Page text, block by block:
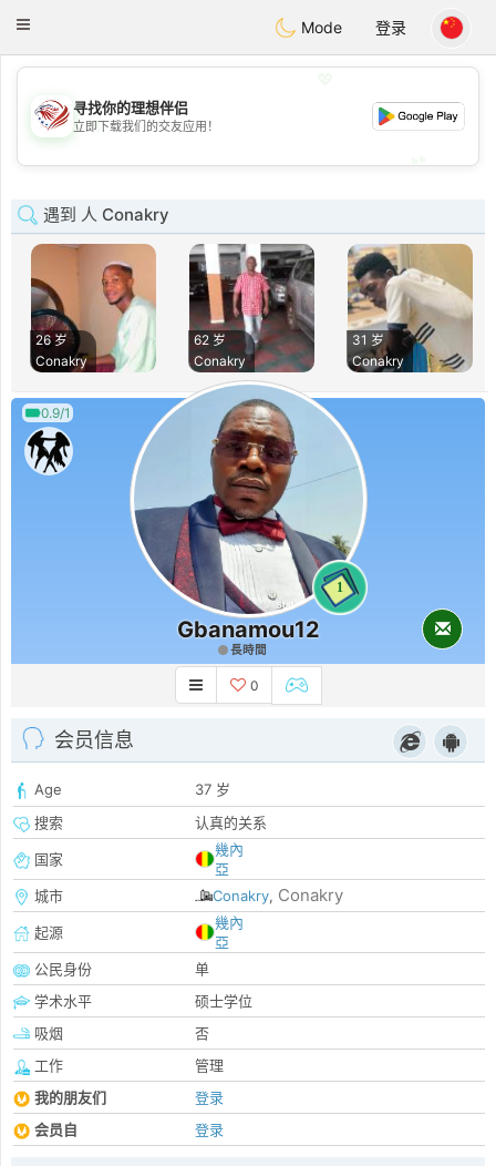
Dating
Toggle
Mode 登录
💖
💕
寻找你的理想伴侣
立即下载我们的交友应用！
遇到 人 Conakry
26 岁
Conakry
62 岁
Conakry
31 岁
Conakry
0.9/1
1
Gbanamou12
長時間
0
会员信息
Age
37 岁
搜索
认真的关系
国家
幾內
亞
城市
Conakry, Conakry
起源
幾內
亞
公民身份
单
学术水平
硕士学位
吸烟
否
工作
管理
我的朋友们
登录
会员自
登录